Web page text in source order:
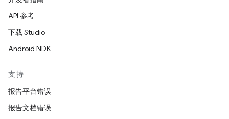
API 参考
下载 Studio
Android NDK
支持
报告平台错误
报告文档错误